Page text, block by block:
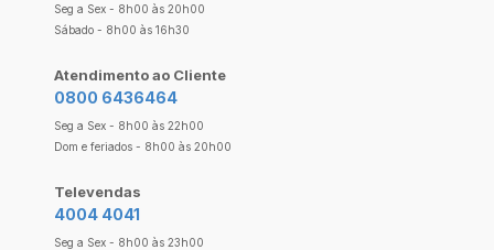
Seg a Sex - 8h00 às 20h00
Sábado - 8h00 às 16h30
Atendimento ao Cliente
0800 6436464
Seg a Sex - 8h00 às 22h00
Dom e feriados - 8h00 às 20h00
Televendas
4004 4041
Seg a Sex - 8h00 às 23h00